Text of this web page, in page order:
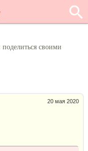
поделиться своими
20 мая 2020